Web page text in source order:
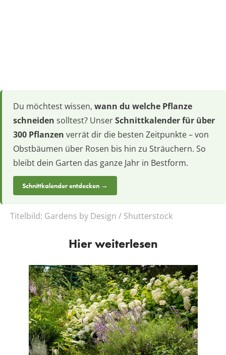
Du möchtest wissen, wann du welche Pflanze
schneiden solltest? UnserSchnittkalender für über
300 Pflanzen verrät dir die besten Zeitpunkte – von
Obstbäumen über Rosen bis hin zu Sträuchern. So
bleibt dein Garten das ganze Jahr in Bestform.
Schnittkalender entdecken →
Titelbild: Gardens by Design / Shutterstock
Hier weiterlesen